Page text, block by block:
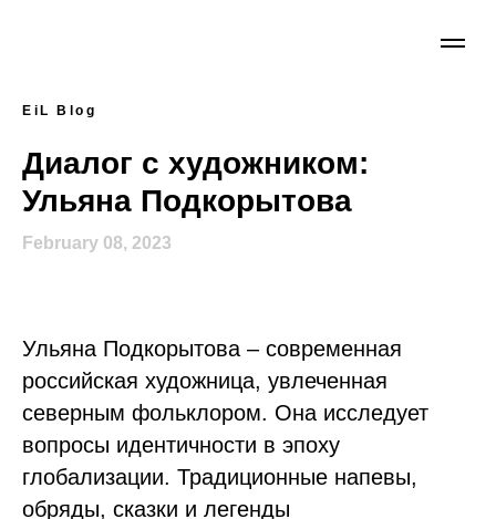
EiL Blog
Диалог с художником:
Ульяна Подкорытова
February 08, 2023
Ульяна Подкорытова – современная
российская художница, увлеченная
северным фольклором. Она исследует
вопросы идентичности в эпоху
глобализации. Традиционные напевы,
обряды, сказки и легенды